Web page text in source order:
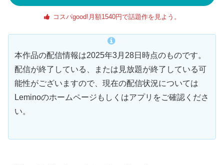
コスパgood!月額1540円で話題作を見よう。
本作品の配信情報は2025年3月28日時点のものです。
配信が終了している、または見放題が終了している可
能性がございますので、現在の配信状況については
Leminoのホームページもしくはアプリをご確認くださ
い。